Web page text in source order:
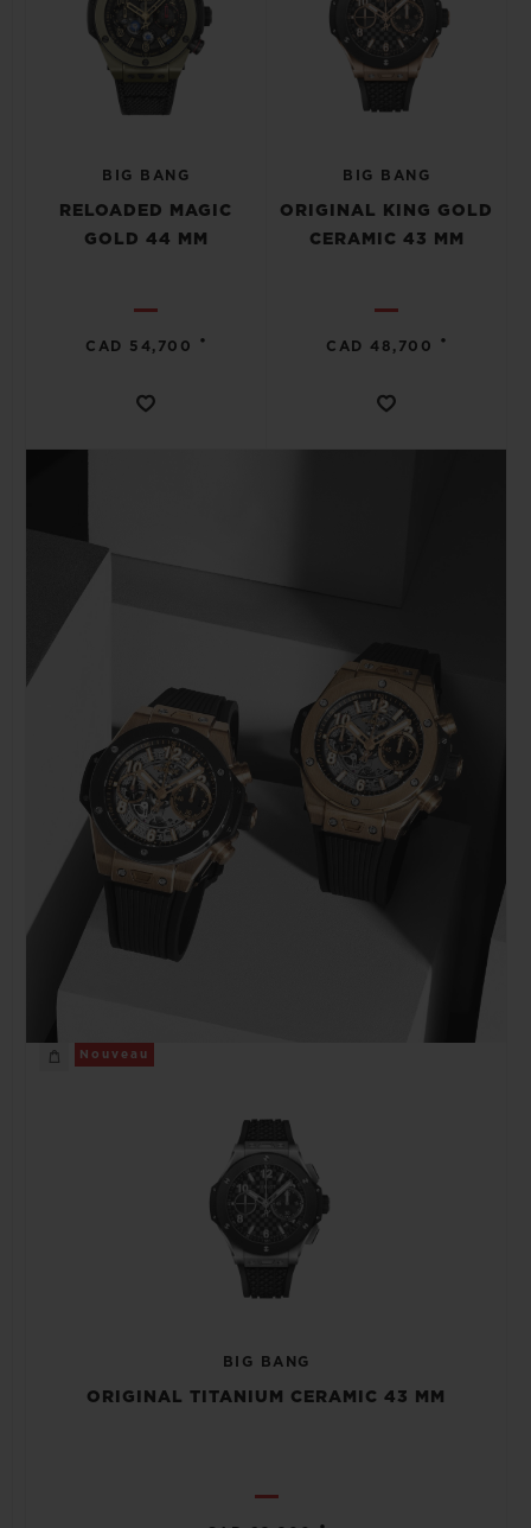
BIG BANG
RELOADED MAGIC
GOLD 44 MM
CAD 54,700 •
BIG BANG
ORIGINAL KING GOLD
CERAMIC 43 MM
CAD 48,700 •
Nouveau
BIG BANG
ORIGINAL TITANIUM CERAMIC 43 MM